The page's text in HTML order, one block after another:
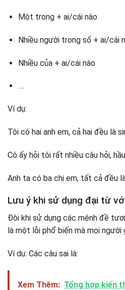
Một trong + ai/cái nào
Nhiều người trong số + ai/cái
Nhiều của + ai/cái nào
….
Ví dụ:
Tôi có hai anh em, cả hai đều là
Cô ấy hỏi tôi rất nhiều câu hỏi,
Anh ta có ba chị em, tất cả đều
Lưu ý khi sử dụng đại từ
Đôi khi sử dụng các mệnh đề
là một lỗi phổ biến mà mọi người
Ví dụ: Các câu sai là:
Xem Thêm: Tổng hợp kiến